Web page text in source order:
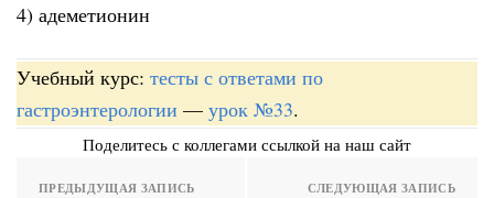
4) адеметионин
Учебный курс: тесты с ответами по
гастроэнтерологии — урок №33.
Поделитесь с коллегами ссылкой на наш сайт
ПРЕДЫДУЩАЯ ЗАПИСЬ СЛЕДУЮЩАЯ ЗАПИСЬ